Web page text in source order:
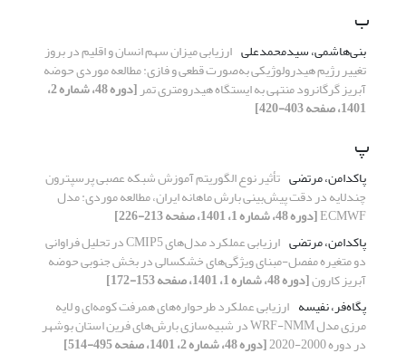
ب
بنی‌هاشمی، سیدمحمدعلی ارزیابی میزان سهم انسان و اقلیم در بروز
تغییر رژیم هیدرولوژیکی به‌صورت قطعی و فازی: مطالعه موردی حوضه
آبریز گرگانرود منتهی به ایستگاه هیدرومتری تمر [دوره 48، شماره 2،
1401، صفحه 403-420]
پ
پاکدامن، مرتضی تأثیر نوع الگوریتم آموزش شبکه عصبی پرسپترون
چندلایه در دقت پیش‌بینی بارش ماهانه ایران، مطالعه موردی: مدل
ECMWF[دوره 48، شماره 1، 1401، صفحه 213-226]
پاکدامن، مرتضی
ارزیابی عملکرد مدل‌های CMIP5 در تحلیل فراوانی
دو متغیره مفصل-مبنای ویژگی‌های خشکسالی در بخش جنوبی حوضه
آبریز کارون[دوره 48، شماره 1، 1401، صفحه 153-172]
پگاه‌فر، نفیسه ارزیابی عملکرد طرحواره‌های همرفت کومه‌ای و لایه
مرزی مدل WRF-NMM در شبیه‌سازی بارش‌های فرین استان بوشهر
در دوره 2000-2020 [دوره 48، شماره 2، 1401، صفحه 495-514]